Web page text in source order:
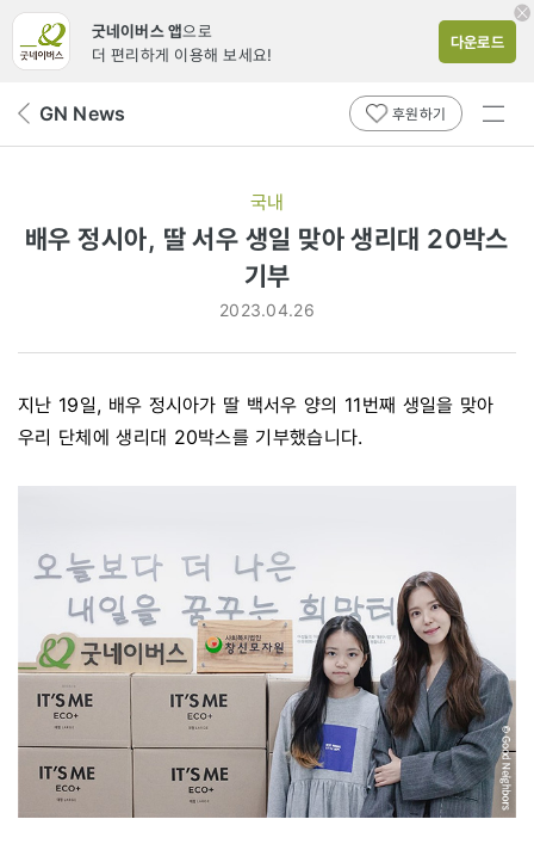
굿네이버스 앱으로
더 편리하게 이용해 보세요!
다운로드
뒤 GN News 후원하기
전체
국내
배우 정시아, 딸 서우 생일 맞아 생리대 20박스
기부
2023.04.26
지난 19일, 배우 정시아가 딸 백서우 양의 11번째 생일을 맞아
우리 단체에 생리대 20박스를 기부했습니다.